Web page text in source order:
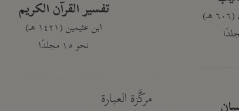
تفسير القرآن الكريم
ابن عثيمين (١٤٢١ هـ)
نحو ١٥ مجلدًا
مركَّزة العبارة